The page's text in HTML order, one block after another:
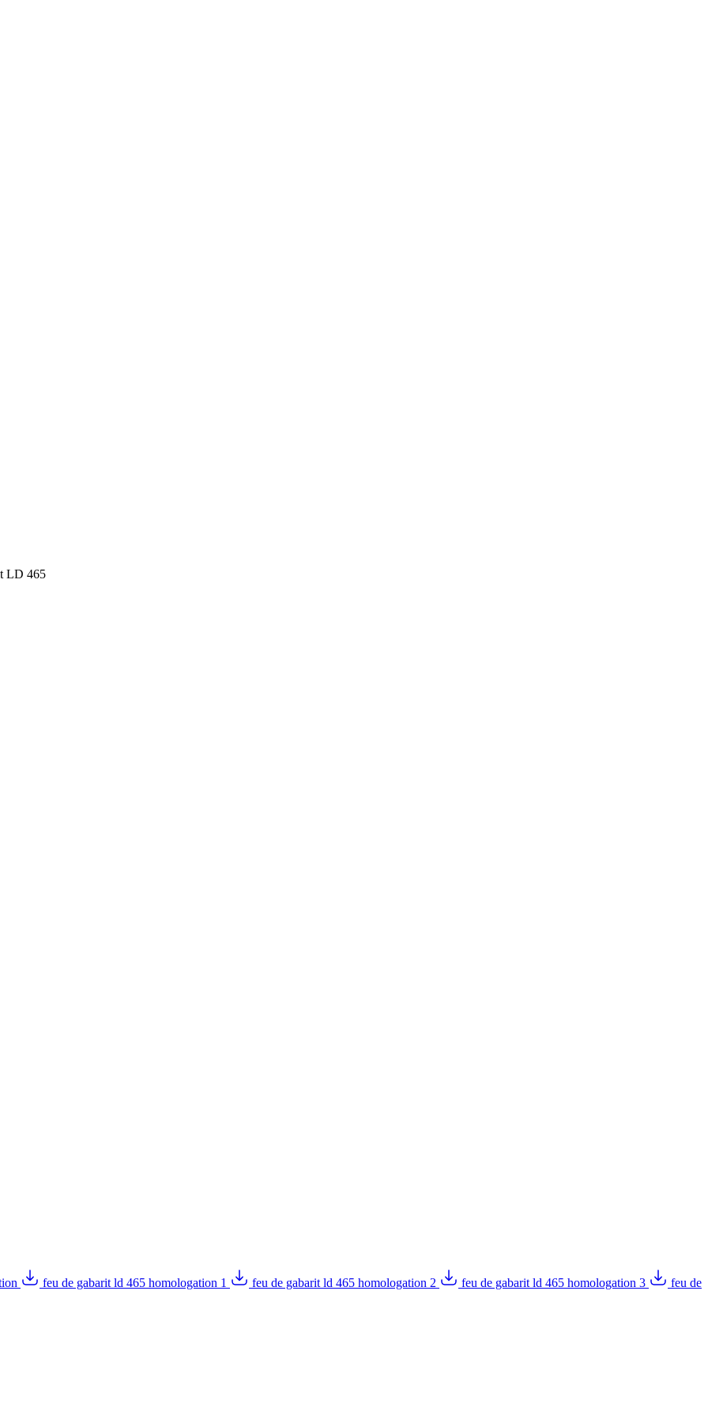
LD 465
feu de gabarit ld 465 homologation 1 feu de gabarit ld 465 homologation 2 feu de gabarit ld 465 homologation 3
feu de